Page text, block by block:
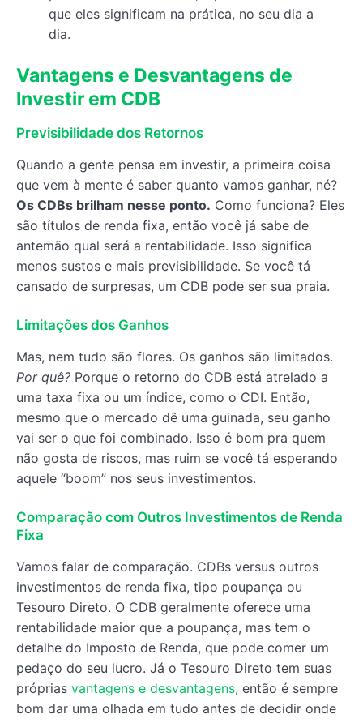
que eles significam na prática, no seu dia a
dia.
Vantagens e Desvantagens de
Investir em CDB
Previsibilidade dos Retornos
Quando a gente pensa em investir, a primeira coisa
que vem à mente é saber quanto vamos ganhar, né?
Os CDBs brilham nesse ponto. Como funciona? Eles
são títulos de renda fixa, então você já sabe de
antemão qual será a rentabilidade. Isso significa
menos sustos e mais previsibilidade. Se você tá
cansado de surpresas, um CDB pode ser sua praia.
Limitações dos Ganhos
Mas, nem tudo são flores. Os ganhos são limitados.
Por quê? Porque o retorno do CDB está atrelado a
uma taxa fixa ou um índice, como o CDI. Então,
mesmo que o mercado dê uma guinada, seu ganho
vai ser o que foi combinado. Isso é bom pra quem
não gosta de riscos, mas ruim se você tá esperando
aquele “boom” nos seus investimentos.
Comparação com Outros Investimentos de Renda
Fixa
Vamos falar de comparação. CDBs versus outros
investimentos de renda fixa, tipo poupança ou
Tesouro Direto. O CDB geralmente oferece uma
rentabilidade maior que a poupança, mas tem o
detalhe do Imposto de Renda, que pode comer um
pedaço do seu lucro. Já o Tesouro Direto tem suas
próprias vantagens e desvantagens, então é sempre
bom dar uma olhada em tudo antes de decidir onde